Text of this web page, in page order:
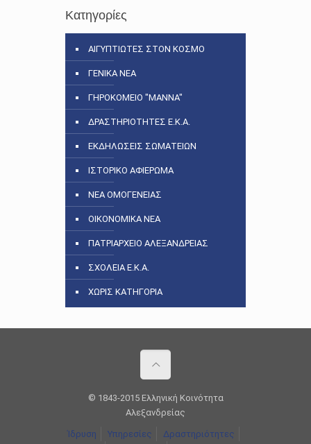
Κατηγορίες
ΑΙΓΥΠΤΙΩΤΕΣ ΣΤΟΝ ΚΟΣΜΟ
ΓΕΝΙΚΑ ΝΕΑ
ΓΗΡΟΚΟΜΕΙΟ "ΜΑΝΝΑ"
ΔΡΑΣΤΗΡΙΟΤΗΤΕΣ Ε.Κ.Α.
ΕΚΔΗΛΩΣΕΙΣ ΣΩΜΑΤΕΙΩΝ
ΙΣΤΟΡΙΚΟ ΑΦΙΕΡΩΜΑ
ΝΕΑ ΟΜΟΓΕΝΕΙΑΣ
ΟΙΚΟΝΟΜΙΚΑ ΝΕΑ
ΠΑΤΡΙΑΡΧΕΙΟ ΑΛΕΞΑΝΔΡΕΙΑΣ
ΣΧΟΛΕΙΑ Ε.Κ.Α.
ΧΩΡΙΣ ΚΑΤΗΓΟΡΙΑ
© 1843-2015 Ελληνική Κοινότητα
Αλεξανδρείας
Ίδρυση Υπηρεσίες
Δραστηριότητες